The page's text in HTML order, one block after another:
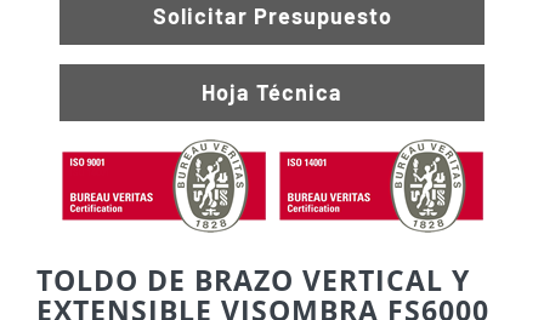
Solicitar Presupuesto
Hoja Técnica
TOLDO DE BRAZO VERTICAL Y
EXTENSIBLE VISOMBRA FS6000